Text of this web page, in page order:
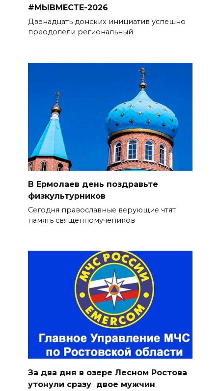
#МЫВМЕСТЕ-2026
Двенадцать донских инициатив успешно
преодолели региональный
В Ермолаев день поздравьте
физкультурников
Сегодня православные верующие чтят
память священномучеников
За два дня в озере Лесном Ростова
утонули сразу двое мужчин